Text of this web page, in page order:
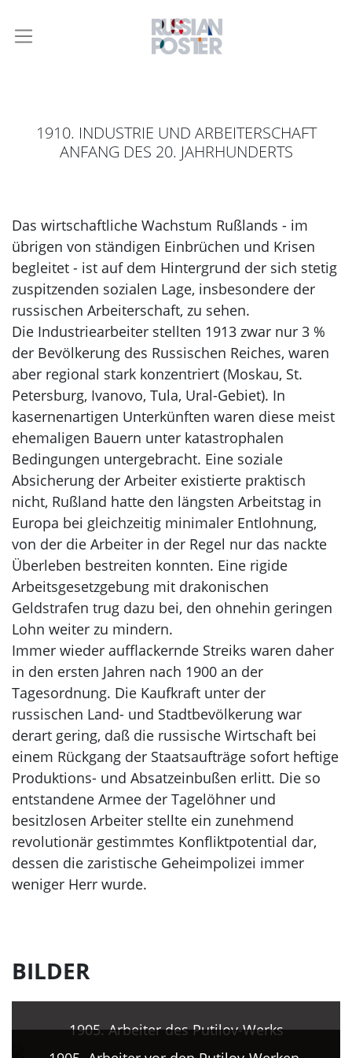
1910. INDUSTRIE UND ARBEITERSCHAFT
ANFANG DES 20. JAHRHUNDERTS
Das wirtschaftliche Wachstum Rußlands - im
übrigen von ständigen Einbrüchen und Krisen
begleitet - ist auf dem Hintergrund der sich stetig
zuspitzenden sozialen Lage, insbesondere der
russischen Arbeiterschaft, zu sehen.
Die Industriearbeiter stellten 1913 zwar nur 3 %
der Bevölkerung des Russischen Reiches, waren
aber regional stark konzentriert (Moskau, St.
Petersburg, Ivanovo, Tula, Ural-Gebiet). In
kasernenartigen Unterkünften waren diese meist
ehemaligen Bauern unter katastrophalen
Bedingungen untergebracht. Eine soziale
Absicherung der Arbeiter existierte praktisch
nicht, Rußland hatte den längsten Arbeitstag in
Europa bei gleichzeitig minimaler Entlohnung,
von der die Arbeiter in der Regel nur das nackte
Überleben bestreiten konnten. Eine rigide
Arbeitsgesetzgebung mit drakonischen
Geldstrafen trug dazu bei, den ohnehin geringen
Lohn weiter zu mindern.
Immer wieder aufflackernde Streiks waren daher
in den ersten Jahren nach 1900 an der
Tagesordnung. Die Kaufkraft unter der
russischen Land- und Stadtbevölkerung war
derart gering, daß die russische Wirtschaft bei
einem Rückgang der Staatsaufträge sofort heftige
Produktions- und Absatzeinbußen erlitt. Die so
entstandene Armee der Tagelöhner und
besitzlosen Arbeiter stellte ein zunehmend
revolutionär gestimmtes Konfliktpotential dar,
dessen die zaristische Geheimpolizei immer
weniger Herr wurde.
BILDER
1905. Arbeiter des Putilov-Werks